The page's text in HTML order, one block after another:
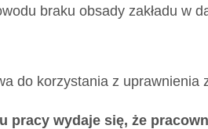
braku obsady zakładu w
do korzystania z uprawnienia
pracy wydaje się, że